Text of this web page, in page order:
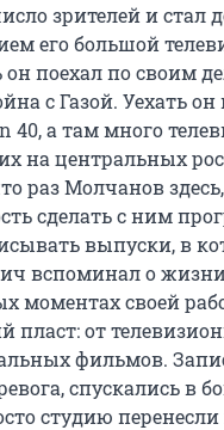
зрителей и стал
его большой
поехал по своим
с Газой. Уехать
40, а там много
на центральных
раз Молчанов
сделать с ним
выпуски, в
вспоминал о
моментах своей
пласт: от
фильмов.
спускались в
студию